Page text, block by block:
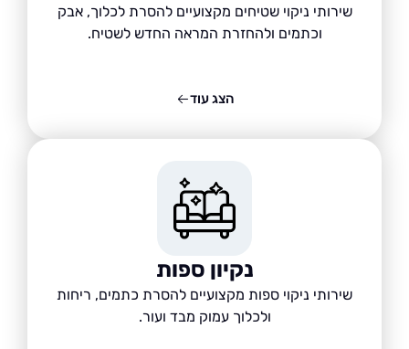
שירותי ניקוי שטיחים מקצועיים להסרת לכלוך, אבק
וכתמים ולהחזרת המראה החדש לשטיח.
נקיון ספות
שירותי ניקוי ספות מקצועיים להסרת כתמים, ריחות
ולכלוך עמוק מבד ועור.